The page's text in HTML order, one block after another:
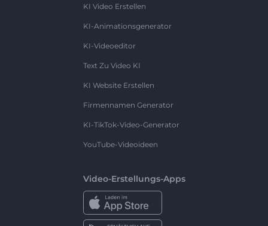
KI Video Erstellen
KI-Animationsgenerator
KI-Videoeditor
Text Zu Video KI
KI Website Erstellen
Firmennamen Generator
KI-TikTok-Video-Generator
YouTube-Videoideen
Video-Erstellungs-Apps